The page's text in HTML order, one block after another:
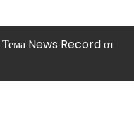
Тема News Record от